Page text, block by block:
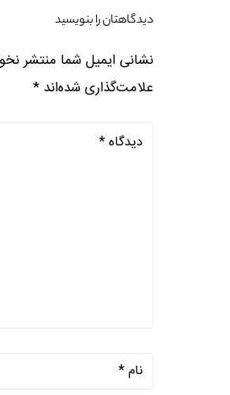
دیدگاهتان را بنویسید
نشانی ایمیل شما منتشر
علامت‌گذاری شده‌اند *